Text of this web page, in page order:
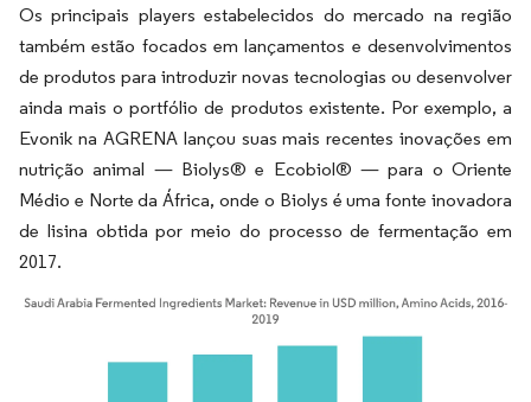
Os principais players estabelecidos do mercado na região
também estão focados em lançamentos e desenvolvimentos
de produtos para introduzir novas tecnologias ou desenvolver
ainda mais o portfólio de produtos existente. Por exemplo, a
Evonik na AGRENA lançou suas mais recentes inovações em
nutrição animal — Biolys® e Ecobiol® — para o Oriente
Médio e Norte da África, onde o Biolys é uma fonte inovadora
de lisina obtida por meio do processo de fermentação em
2017.